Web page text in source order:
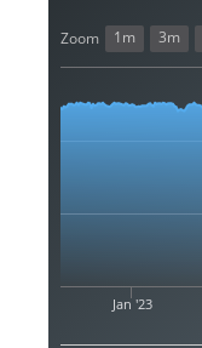
Jan '23
Zoom 1m 3m